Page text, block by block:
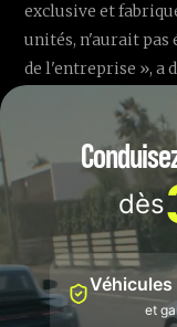
exclusive et
unités, n'aurait pas
de l'entreprise », a
Austin, Texas.
🇺🇸
Baggers :
La course King of
motos de Harley
rigides à celles de
dès
et